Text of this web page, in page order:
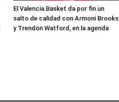
El Valencia Basket da por fin un
salto de calidad con Armoni Brooks
y Trendon Watford, en la agenda